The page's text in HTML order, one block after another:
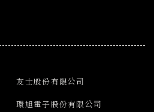
友士股份有限公司
環旭電子股份有限公司